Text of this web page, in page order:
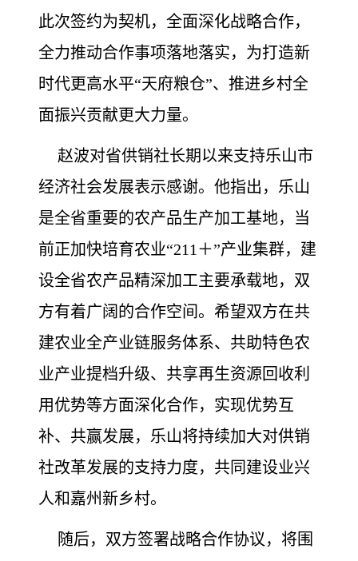
此次签约为契机，全面深化战略合作，
全力推动合作事项落地落实，为打造新
时代更高水平“天府粮仓”、推进乡村全
面振兴贡献更大力量。
赵波对省供销社长期以来支持乐山市
经济社会发展表示感谢。他指出，乐山
是全省重要的农产品生产加工基地，当
前正加快培育农业“211＋”产业集群，建
设全省农产品精深加工主要承载地，双
方有着广阔的合作空间。希望双方在共
建农业全产业链服务体系、共助特色农
业产业提档升级、共享再生资源回收利
用优势等方面深化合作，实现优势互
补、共赢发展，乐山将持续加大对供销
社改革发展的支持力度，共同建设业兴
人和嘉州新乡村。
随后，双方签署战略合作协议，将围